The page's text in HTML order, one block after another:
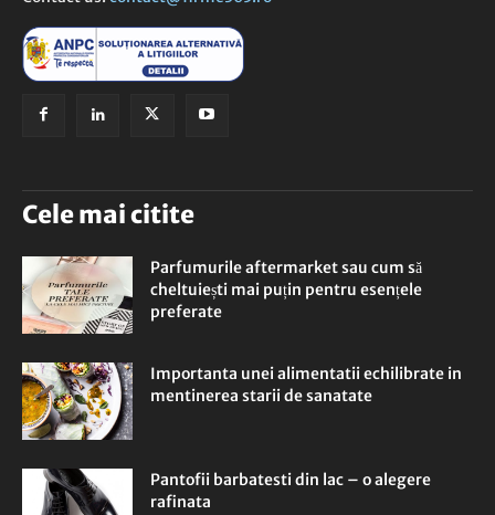
Cele mai citite
Parfumurile aftermarket sau cum să
cheltuiești mai puțin pentru esențele
preferate
Importanta unei alimentatii echilibrate in
mentinerea starii de sanatate
Pantofii barbatesti din lac – o alegere
rafinata